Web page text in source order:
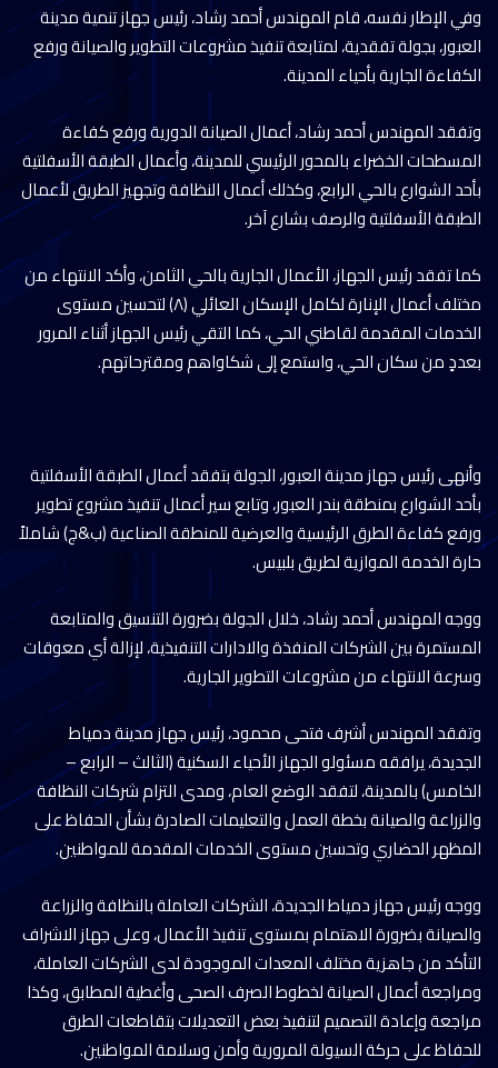
وفي الإطار نفسه، قام المهندس أحمد رشاد، رئيس جهاز تنمية مدينة
العبور، بجولة تفقدية، لمتابعة تنفيذ مشروعات التطوير والصيانة ورفع
الكفاءة الجارية بأحياء المدينة.
وتفقد المهندس أحمد رشاد، أعمال الصيانة الدورية ورفع كفاءة
المسطحات الخضراء بالمحور الرئيسي للمدينة، وأعمال الطبقة الأسفلتية
بأحد الشوارع بالحي الرابع، وكذلك أعمال النظافة وتجهيز الطريق لأعمال
الطبقة الأسفلتية والرصف بشارع آخر.
كما تفقد رئيس الجهاز، الأعمال الجارية بالحي الثامن، وأكد الانتهاء من
مختلف أعمال الإنارة لكامل الإسكان العائلي (٨) لتحسين مستوى
الخدمات المقدمة لقاطني الحي، كما التقي رئيس الجهاز أثناء المرور
بعددٍ من سكان الحي، واستمع إلى شكاواهم ومقترحاتهم.
وأنهى رئيس جهاز مدينة العبور، الجولة بتفقد أعمال الطبقة الأسفلتية
بأحد الشوارع بمنطقة بندر العبور، وتابع سير أعمال تنفيذ مشروع تطوير
ورفع كفاءة الطرق الرئيسية والعرضية للمنطقة الصناعية (ب&ج) شاملاً
حارة الخدمة الموازية لطريق بلبيس.
ووجه المهندس أحمد رشاد، خلال الجولة بضرورة التنسيق والمتابعة
المستمرة بين الشركات المنفذة والادارات التنفيذية، لإزالة أي معوقات
وسرعة الانتهاء من مشروعات التطوير الجارية.
وتفقد المهندس أشرف فتحى محمود، رئيس جهاز مدينة دمياط
الجديدة، يرافقه مسئولو الجهاز الأحياء السكنية (الثالث – الرابع –
الخامس) بالمدينة، لتفقد الوضع العام، ومدى التزام شركات النظافة
والزراعة والصيانة بخطة العمل والتعليمات الصادرة بشأن الحفاظ على
المظهر الحضاري وتحسين مستوى الخدمات المقدمة للمواطنين.
ووجه رئيس جهاز دمياط الجديدة، الشركات العاملة بالنظافة والزراعة
والصيانة بضرورة الاهتمام بمستوى تنفيذ الأعمال، وعلى جهاز الاشراف
التأكد من جاهزية مختلف المعدات الموجودة لدى الشركات العاملة،
ومراجعة أعمال الصيانة لخطوط الصرف الصحى وأغطية المطابق، وكذا
مراجعة وإعادة التصميم لتنفيذ بعض التعديلات بتقاطعات الطرق
للحفاظ على حركة السيولة المرورية وأمن وسلامة المواطنين.